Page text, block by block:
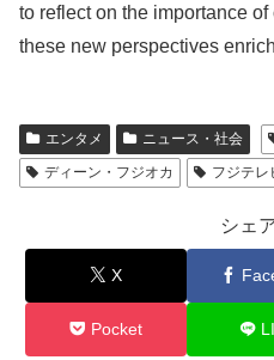
to reflect on the importance
these new perspectives
エンタメ ニュース・社会
ディーン・フジオカ
フジテレ
シェ
X
Pocket